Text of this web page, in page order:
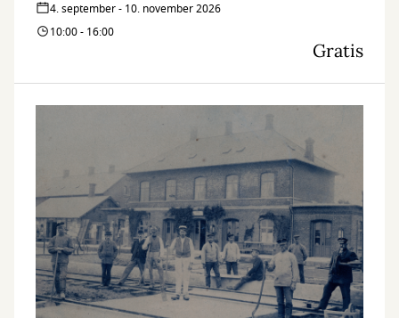
4. september - 10. november 2026
10:00 - 16:00
Gratis